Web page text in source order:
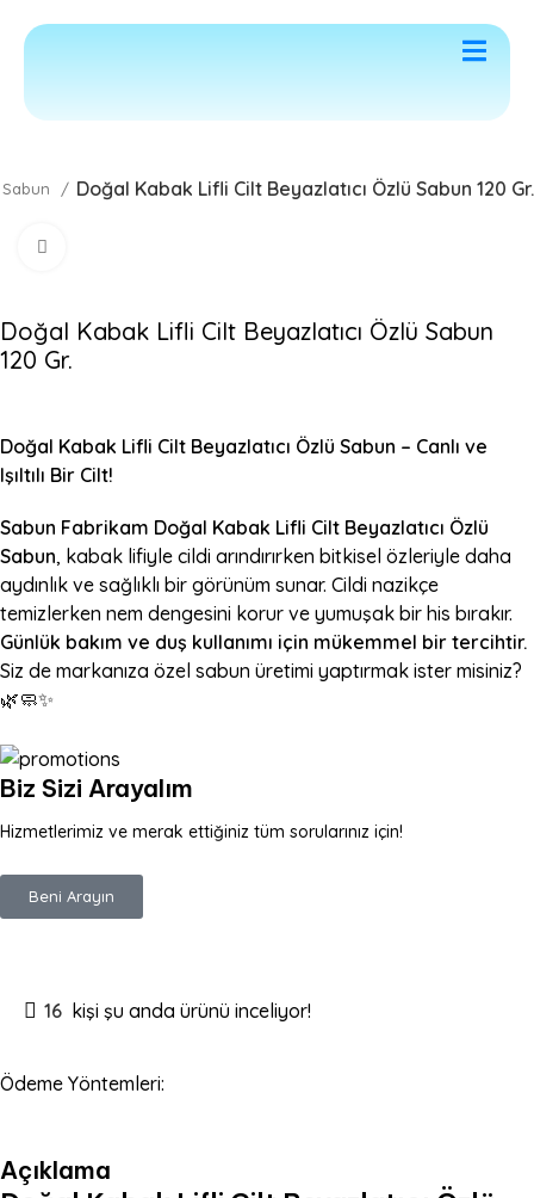
Sabun Doğal Kabak Lifli Cilt Beyazlatıcı Özlü Sabun 120 Gr.
Doğal Kabak Lifli Cilt Beyazlatıcı Özlü Sabun
120 Gr.
Doğal Kabak Lifli Cilt Beyazlatıcı Özlü Sabun – Canlı ve
Işıltılı Bir Cilt!
Sabun Fabrikam Doğal Kabak Lifli Cilt Beyazlatıcı Özlü
Sabun, kabak lifiyle cildi arındırırken bitkisel özleriyle daha
aydınlık ve sağlıklı bir görünüm sunar. Cildi nazikçe
temizlerken nem dengesini korur ve yumuşak bir his bırakır.
Günlük bakım ve duş kullanımı için mükemmel bir tercihtir.
Siz de markanıza özel sabun üretimi yaptırmak ister misiniz?
🌿🧼✨
Biz Sizi Arayalım
Hizmetlerimiz ve merak ettiğiniz tüm sorularınız için!
Beni Arayın
16 kişi şu anda ürünü inceliyor!
Ödeme Yöntemleri:
Açıklama